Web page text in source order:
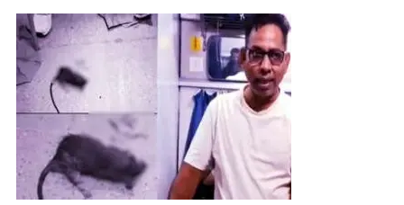
टिप्पणी